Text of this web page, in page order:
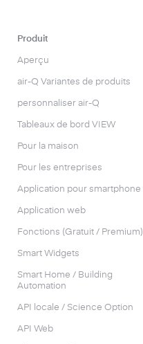
Produit
Aperçu
air-Q Variantes de produits
personnaliser air-Q
Tableaux de bord VIEW
Pour la maison
Pour les entreprises
Application pour smartphone
Application web
Fonctions (Gratuit / Premium)
Smart Widgets
Smart Home / Building
Automation
API locale / Science Option
API Web